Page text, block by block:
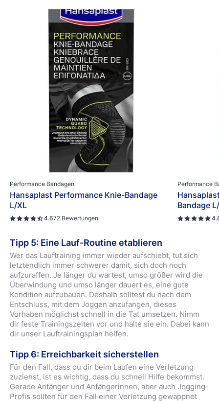
Performance Bandagen
Hansaplast Performance Knie-Bandage
L/XL
4.672 Bewertungen
Performance
Bandage
Tipp 5: Eine Lauf-Routine etablieren
Wer das Lauftraining immer wieder aufschiebt, tut sich
letztendlich immer schwerer damit, sich doch noch
aufzuraffen. Je länger du wartest, umso größer wird die
Überwindung und umso länger dauert es, eine gute
Kondition aufzubauen. Deshalb solltest du nach dem
Entschluss, mit dem Joggen anzufangen, dieses
Vorhaben möglichst schnell in die Tat umsetzen. Nimm
dir feste Trainingszeiten vor und halte sie ein. Dabei kann
dir unser Lauftrainingsplan helfen.
Tipp 6: Erreichbarkeit sicherstellen
Für den Fall, dass du dir beim Laufen eine Verletzung
zuziehst, ist es wichtig, dass du schnell Hilfe bekommst.
Gerade Anfänger und Anfängerinnen, aber auch Jogging-
Profis sollten für den Fall einer Verletzung gewappnet